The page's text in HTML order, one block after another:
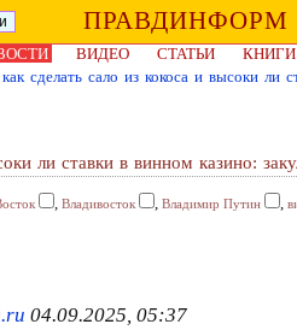
ПРАВДИНФОРМ
ВИДЕО СТАТЬИ КНИГИ
сделать сало из кокоса и высоки ли
ли ставки в винном казино:
, Владивосток , Владимир Путин ,
04.09.2025, 05:37